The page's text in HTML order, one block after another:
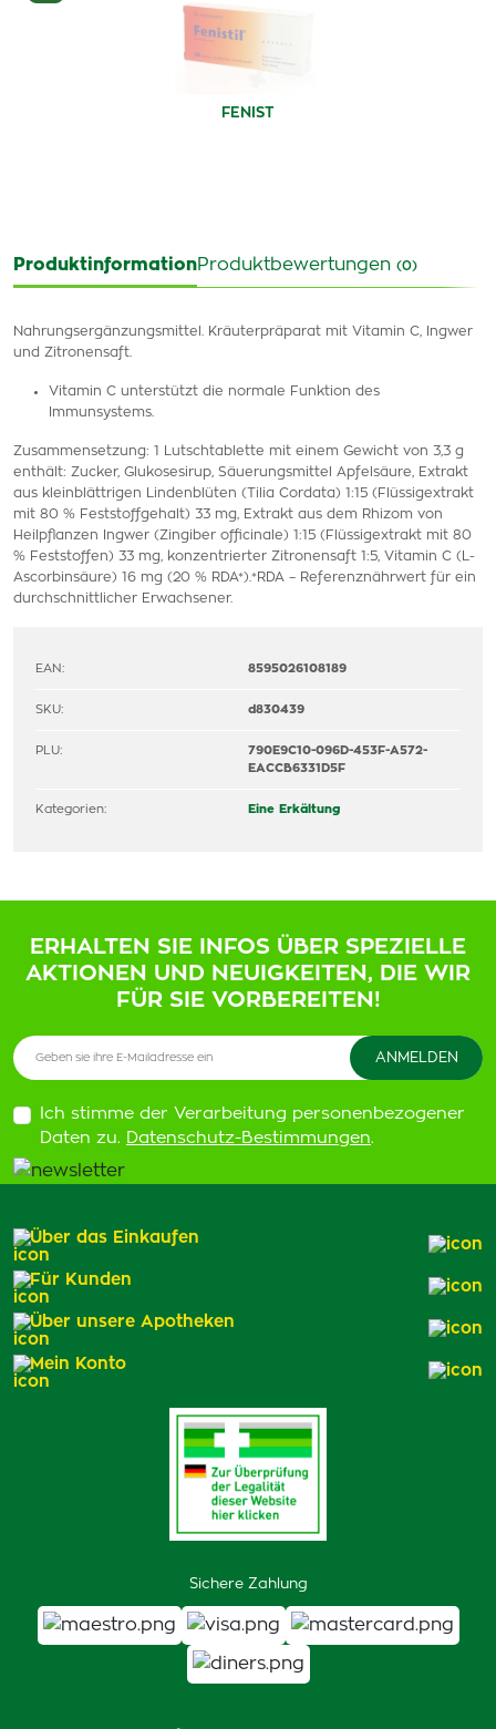
FENIST
ProduktinformationProduktbewertungen (0)
Nahrungsergänzungsmittel. Kräuterpräparat mit Vitamin C, Ingwer
und Zitronensaft.
Vitamin C unterstützt die normale Funktion des
Immunsystems.
Zusammensetzung: 1 Lutschtablette mit einem Gewicht von 3,3 g
enthält: Zucker, Glukosesirup, Säuerungsmittel Apfelsäure, Extrakt
aus kleinblättrigen Lindenblüten (Tilia Cordata) 1:15 (Flüssigextrakt
mit 80 % Feststoffgehalt) 33 mg, Extrakt aus dem Rhizom von
Heilpflanzen Ingwer (Zingiber officinale) 1:15 (Flüssigextrakt mit 80
% Feststoffen) 33 mg, konzentrierter Zitronensaft 1:5, Vitamin C (L-
Ascorbinsäure) 16 mg (20 % RDA*).*RDA – Referenznährwert für ein
durchschnittlicher Erwachsener.
EAN: 8595026108189
SKU: d830439
PLU:
790E9C10-096D-453F-A572-
EACCB6331D5F
Kategorien: Eine Erkältung
ERHALTEN SIE INFOS ÜBER SPEZIELLE
AKTIONEN UND NEUIGKEITEN, DIE WIR
FÜR SIE VORBEREITEN!
Ich stimme der Verarbeitung personenbezogener
Daten zu. Datenschutz-Bestimmungen.
Sichere Zahlung
Über das Einkaufen
Für Kunden
Über unsere Apotheken
Mein Konto